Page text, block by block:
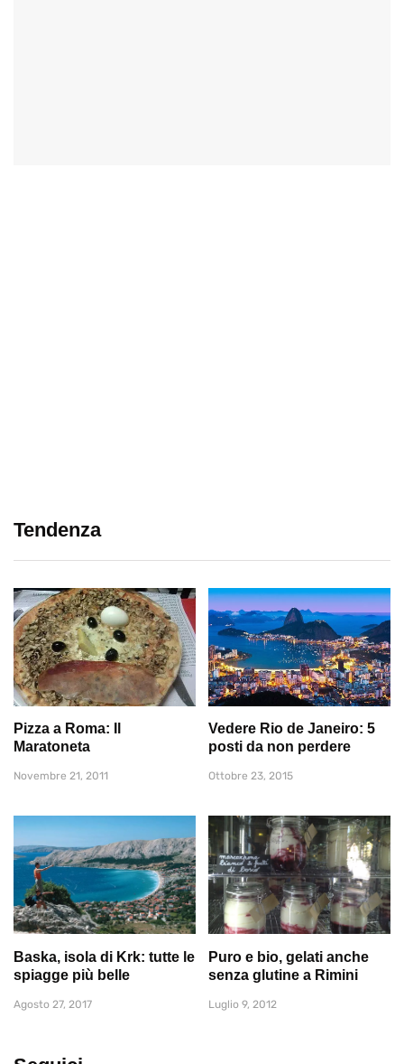
Tendenza
Pizza a Roma: Il
Maratoneta
Novembre 21, 2011
Vedere Rio de Janeiro: 5
posti da non perdere
Ottobre 23, 2015
Baska, isola di Krk: tutte le
spiagge più belle
Agosto 27, 2017
Puro e bio, gelati anche
senza glutine a Rimini
Luglio 9, 2012